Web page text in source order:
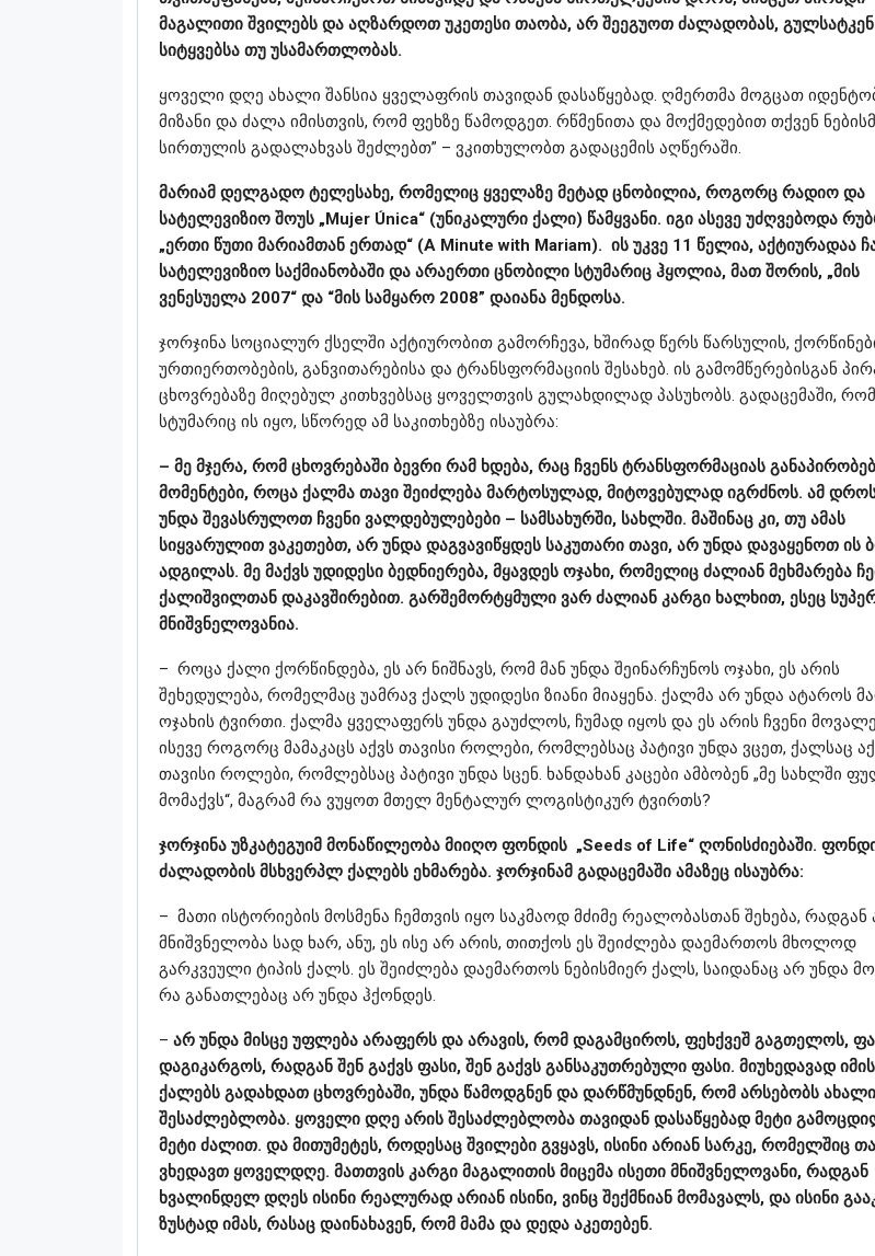
მაგალითი შვილებს და აღზარდოთ უკეთესი თაობა, არ შეეგუოთ ძალადობას, გულსატკენ
სიტყვებსა თუ უსამართლობას.
ყოველი დღე ახალი შანსია ყველაფრის თავიდან დასაწყებად. ღმერთმა მოგცათ
მიზანი და ძალა იმისთვის, რომ ფეხზე წამოდგეთ. რწმენითა და მოქმედებით თქვენ
სირთულის გადალახვას შეძლებთ” – ვკითხულობთ გადაცემის აღწერაში.
მარიამ დელგადო ტელესახე, რომელიც ყველაზე მეტად ცნობილია, როგორც რადიო და
სატელევიზიო შოუს „Mujer Única“ (უნიკალური ქალი) წამყვანი. იგი ასევე უძღვებოდა
„ერთი წუთი მარიამთან ერთად“ (A Minute with Mariam). ის უკვე 11 წელია, აქტიურადაა
სატელევიზიო საქმიანობაში და არაერთი ცნობილი სტუმარიც ჰყოლია, მათ შორის, „მის
ვენესუელა 2007“ და “მის სამყარო 2008” დაიანა მენდოსა.
ჯორჯინა სოციალურ ქსელში აქტიურობით გამორჩევა, ხშირად წერს წარსულის,
ურთიერთობების, განვითარებისა და ტრანსფორმაციის შესახებ. ის გამომწერებისგან
ცხოვრებაზე მიღებულ კითხვებსაც ყოველთვის გულახდილად პასუხობს. გადაცემაში,
სტუმარიც ის იყო, სწორედ ამ საკითხებზე ისაუბრა:
– მე მჯერა, რომ ცხოვრებაში ბევრი რამ ხდება, რაც ჩვენს ტრანსფორმაციას
მომენტები, როცა ქალმა თავი შეიძლება მარტოსულად, მიტოვებულად იგრძნოს. ამ
უნდა შევასრულოთ ჩვენი ვალდებულებები – სამსახურში, სახლში. მაშინაც კი, თუ ამას
სიყვარულით ვაკეთებთ, არ უნდა დაგვავიწყდეს საკუთარი თავი, არ უნდა დავაყენოთ
ადგილას. მე მაქვს უდიდესი ბედნიერება, მყავდეს ოჯახი, რომელიც ძალიან მეხმარება
ქალიშვილთან დაკავშირებით. გარშემორტყმული ვარ ძალიან კარგი ხალხით, ესეც
მნიშვნელოვანია.
– როცა ქალი ქორწინდება, ეს არ ნიშნავს, რომ მან უნდა შეინარჩუნოს ოჯახი, ეს არის
შეხედულება, რომელმაც უამრავ ქალს უდიდესი ზიანი მიაყენა. ქალმა არ უნდა ატაროს
ოჯახის ტვირთი. ქალმა ყველაფერს უნდა გაუძლოს, ჩუმად იყოს და ეს არის ჩვენი
ისევე როგორც მამაკაცს აქვს თავისი როლები, რომლებსაც პატივი უნდა ვცეთ, ქალსაც
თავისი როლები, რომლებსაც პატივი უნდა სცენ. ხანდახან კაცები ამბობენ „მე სახლში
მომაქვს“, მაგრამ რა ვუყოთ მთელ მენტალურ ლოგისტიკურ ტვირთს?
ჯორჯინა უზკატეგუიმ მონაწილეობა მიიღო ფონდის „Seeds of Life“ ღონისძიებაში.
ძალადობის მსხვერპლ ქალებს ეხმარება. ჯორჯინამ გადაცემაში ამაზეც ისაუბრა:
– მათი ისტორიების მოსმენა ჩემთვის იყო საკმაოდ მძიმე რეალობასთან შეხება, რადგან
მნიშვნელობა სად ხარ, ანუ, ეს ისე არ არის, თითქოს ეს შეიძლება დაემართოს მხოლოდ
გარკვეული ტიპის ქალს. ეს შეიძლება დაემართოს ნებისმიერ ქალს, საიდანაც არ უნდა
რა განათლებაც არ უნდა ჰქონდეს.
– არ უნდა მისცე უფლება არაფერს და არავის, რომ დაგამციროს, ფეხქვეშ გაგთელოს,
დაგიკარგოს, რადგან შენ გაქვს ფასი, შენ გაქვს განსაკუთრებული ფასი. მიუხედავად
ქალებს გადახდათ ცხოვრებაში, უნდა წამოდგნენ და დარწმუნდნენ, რომ არსებობს ახალი
შესაძლებლობა. ყოველი დღე არის შესაძლებლობა თავიდან დასაწყებად მეტი
მეტი ძალით. და მითუმეტეს, როდესაც შვილები გვყავს, ისინი არიან სარკე, რომელშიც
ვხედავთ ყოველდღე. მათთვის კარგი მაგალითის მიცემა ისეთი მნიშვნელოვანი, რადგან
ხვალინდელ დღეს ისინი რეალურად არიან ისინი, ვინც შექმნიან მომავალს, და ისინი
ზუსტად იმას, რასაც დაინახავენ, რომ მამა და დედა აკეთებენ.